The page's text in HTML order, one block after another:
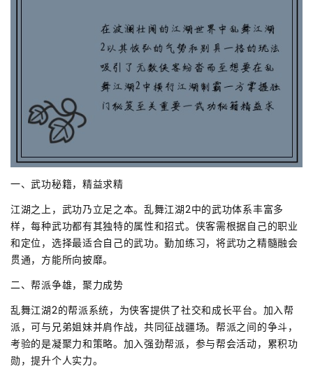
一、武功秘籍，精益求精
江湖之上，武功乃立足之本。乱舞江湖2中的武功体系丰富多
样，每种武功都有其独特的属性和招式。侠客需根据自己的职业
和定位，选择最适合自己的武功。勤加练习，将武功之精髓融会
贯通，方能所向披靡。
二、帮派争雄，聚力成势
乱舞江湖2的帮派系统，为侠客提供了社交和成长平台。加入帮
派，可与兄弟姐妹并肩作战，共同征战疆场。帮派之间的争斗，
考验的是凝聚力和策略。加入强劲帮派，参与帮会活动，累积功
勋，提升个人实力。